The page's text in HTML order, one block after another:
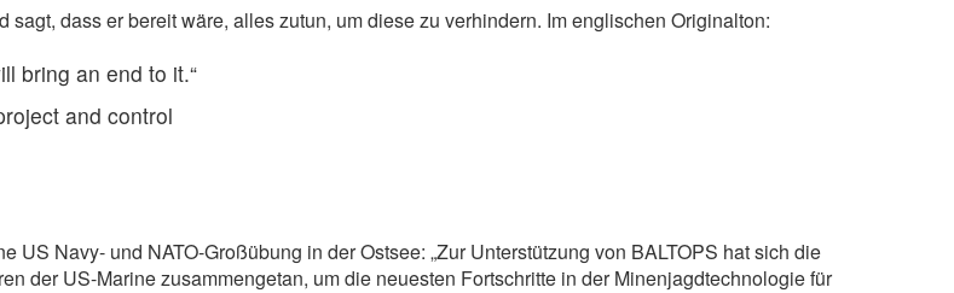
dass er bereit wäre, alles zutun, um diese zu verhindern. Im englischen Originalton:
bring an end to it.“
and control
US Navy- und NATO-Großübung in der Ostsee: „Zur Unterstützung von BALTOPS hat sich die
der US-Marine zusammengetan, um die neuesten Fortschritte in der Minenjagdtechnologie für